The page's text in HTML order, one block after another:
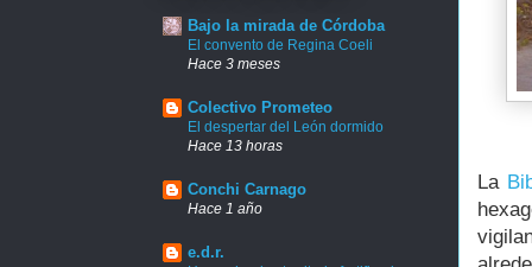
La
Bajo la mirada de Córdoba
El convento de Regina Coeli
Hace 3 meses
Colectivo Prometeo
El despertar del León dormido
Hace 13 horas
Conchi Carnago
Hace 1 año
e.d.r.